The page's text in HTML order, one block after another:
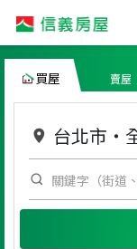
買屋 賣屋
台北市 ・